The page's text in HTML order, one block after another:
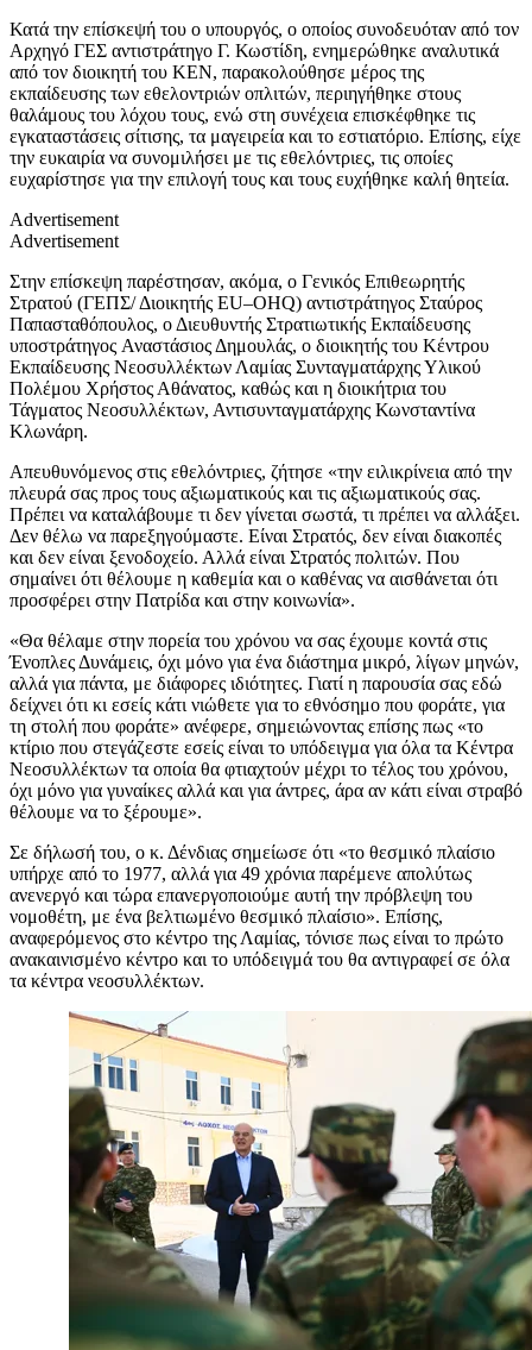
Κατά την επίσκεψή του ο υπουργός, ο οποίος συνοδευόταν από τον
Αρχηγό ΓΕΣ αντιστράτηγο Γ. Κωστίδη, ενημερώθηκε αναλυτικά
από τον διοικητή του ΚΕΝ, παρακολούθησε μέρος της
εκπαίδευσης των εθελοντριών οπλιτών, περιηγήθηκε στους
θαλάμους του λόχου τους, ενώ στη συνέχεια επισκέφθηκε τις
εγκαταστάσεις σίτισης, τα μαγειρεία και το εστιατόριο. Επίσης, είχε
την ευκαιρία να συνομιλήσει με τις εθελόντριες, τις οποίες
ευχαρίστησε για την επιλογή τους και τους ευχήθηκε καλή θητεία.
Advertisement
Advertisement
Στην επίσκεψη παρέστησαν, ακόμα, ο Γενικός Επιθεωρητής
Στρατού (ΓΕΠΣ/ Διοικητής EU–OHQ) αντιστράτηγος Σταύρος
Παπασταθόπουλος, ο Διευθυντής Στρατιωτικής Εκπαίδευσης
υποστράτηγος Αναστάσιος Δημουλάς, ο διοικητής του Κέντρου
Εκπαίδευσης Νεοσυλλέκτων Λαμίας Συνταγματάρχης Υλικού
Πολέμου Χρήστος Αθάνατος, καθώς και η διοικήτρια του
Τάγματος Νεοσυλλέκτων, Αντισυνταγματάρχης Κωνσταντίνα
Κλωνάρη.
Απευθυνόμενος στις εθελόντριες, ζήτησε «την ειλικρίνεια από την
πλευρά σας προς τους αξιωματικούς και τις αξιωματικούς σας.
Πρέπει να καταλάβουμε τι δεν γίνεται σωστά, τι πρέπει να αλλάξει.
Δεν θέλω να παρεξηγούμαστε. Είναι Στρατός, δεν είναι διακοπές
και δεν είναι ξενοδοχείο. Αλλά είναι Στρατός πολιτών. Που
σημαίνει ότι θέλουμε η καθεμία και ο καθένας να αισθάνεται ότι
προσφέρει στην Πατρίδα και στην κοινωνία».
«Θα θέλαμε στην πορεία του χρόνου να σας έχουμε κοντά στις
Ένοπλες Δυνάμεις, όχι μόνο για ένα διάστημα μικρό, λίγων μηνών,
αλλά για πάντα, με διάφορες ιδιότητες. Γιατί η παρουσία σας εδώ
δείχνει ότι κι εσείς κάτι νιώθετε για το εθνόσημο που φοράτε, για
τη στολή που φοράτε» ανέφερε, σημειώνοντας επίσης πως «το
κτίριο που στεγάζεστε εσείς είναι το υπόδειγμα για όλα τα Κέντρα
Νεοσυλλέκτων τα οποία θα φτιαχτούν μέχρι το τέλος του χρόνου,
όχι μόνο για γυναίκες αλλά και για άντρες, άρα αν κάτι είναι στραβό
θέλουμε να το ξέρουμε».
Σε δήλωσή του, ο κ. Δένδιας σημείωσε ότι «το θεσμικό πλαίσιο
υπήρχε από το 1977, αλλά για 49 χρόνια παρέμενε απολύτως
ανενεργό και τώρα επανεργοποιούμε αυτή την πρόβλεψη του
νομοθέτη, με ένα βελτιωμένο θεσμικό πλαίσιο». Επίσης,
αναφερόμενος στο κέντρο της Λαμίας, τόνισε πως είναι το πρώτο
ανακαινισμένο κέντρο και το υπόδειγμά του θα αντιγραφεί σε όλα
τα κέντρα νεοσυλλέκτων.